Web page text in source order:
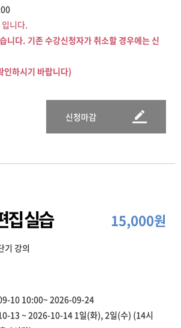
니다.
니다. 기존 수강신청자가 취소할 경우에는 신
인하시기 바랍니다)
신청마감
집 실습 15,000원
기 강의
10 10:00~ 2026-09-24
~ 2026-10-14 1일(화), 2일(수) (14시